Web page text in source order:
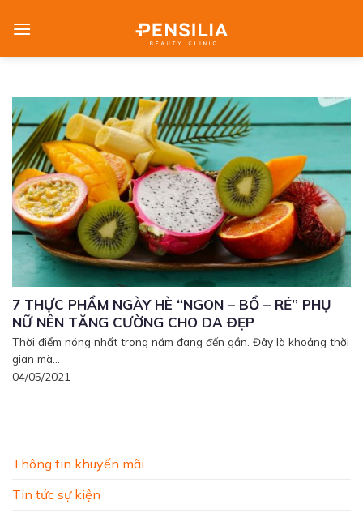
Thông tin khuyến mãi
Tin tức sự kiện
7 THỰC PHẨM NGÀY HÈ “NGON – BỔ – RẺ” PHỤ
NỮ NÊN TĂNG CƯỜNG CHO DA ĐẸP
Thời điểm nóng nhất trong năm đang đến gần. Đây là khoảng thời
gian mà...
04/05/2021